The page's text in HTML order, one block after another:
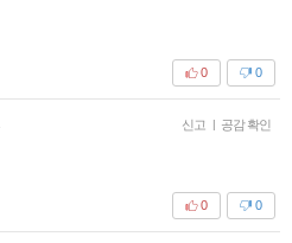
0
0
신고 | 공감 확인
0
0